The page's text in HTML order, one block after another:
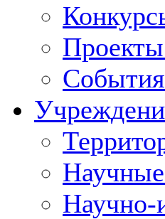
Научно-